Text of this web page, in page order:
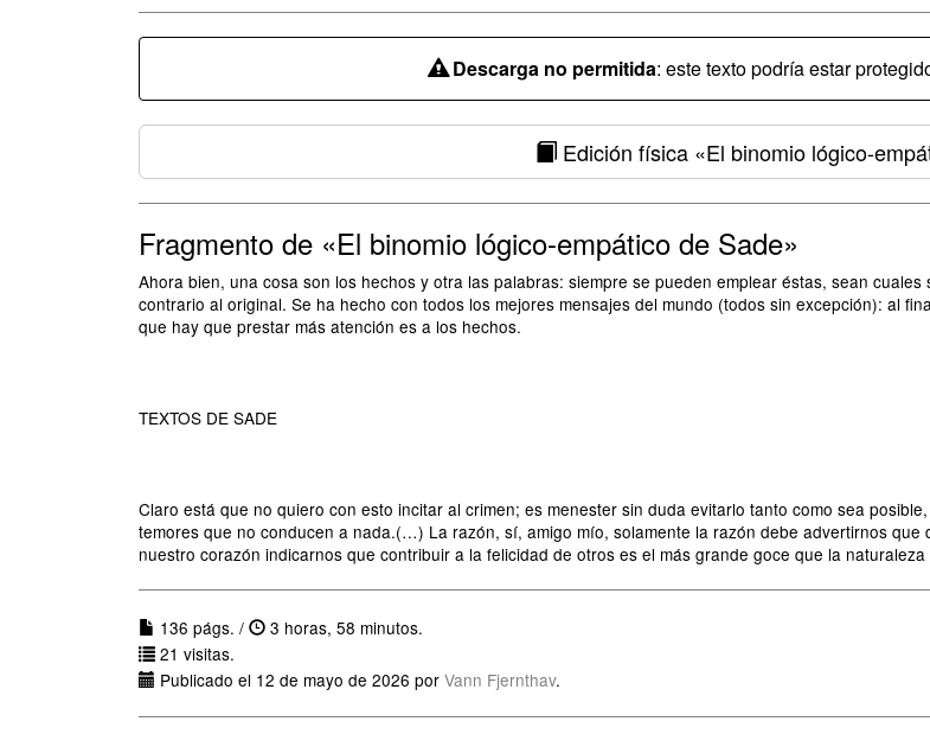
Descarga no permitida: este texto podría estar
Edición física«El binomio lógico-
Fragmento de «El binomio lógico-empático de Sade»
Ahora bien, una cosa son los hechos y otra las palabras: siempre se pueden emplear éstas, sean
contrario al original. Se ha hecho con todos los mejores mensajes del mundo (todos sin excepción): al
que hay que prestar más atención es a los hechos.
TEXTOS DE SADE
Claro está que no quiero con esto incitar al crimen; es menester sin duda evitarlo tanto como sea
temores que no conducen a nada.(…) La razón, sí, amigo mío, solamente la razón debe advertirnos
nuestro corazón indicarnos que contribuir a la felicidad de otros es el más grande goce que la
136 págs. /
3 horas, 58 minutos.
21 visitas.
Publicado el 12 de mayo de 2026 por Vann Fjernthav.